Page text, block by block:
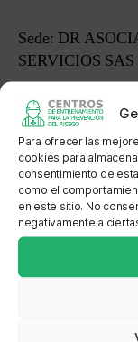
Para ofrecer las
cookies para
consentimiento de
como el
en este sitio. No
negativamente a
Sede: DR
SERVICIOS SAS
Dirección: KM
Localización:
← HSEQ DE